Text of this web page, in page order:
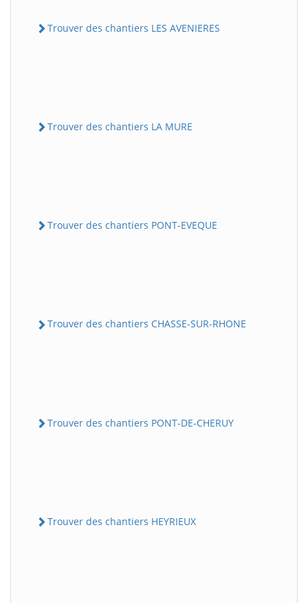
Trouver des chantiers LES AVENIERES
Trouver des chantiers LA MURE
Trouver des chantiers PONT-EVEQUE
Trouver des chantiers CHASSE-SUR-RHONE
Trouver des chantiers PONT-DE-CHERUY
Trouver des chantiers HEYRIEUX